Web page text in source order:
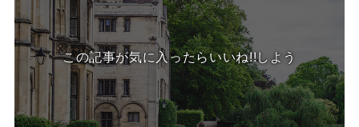
この記事が気に入ったらいいね!!しよう